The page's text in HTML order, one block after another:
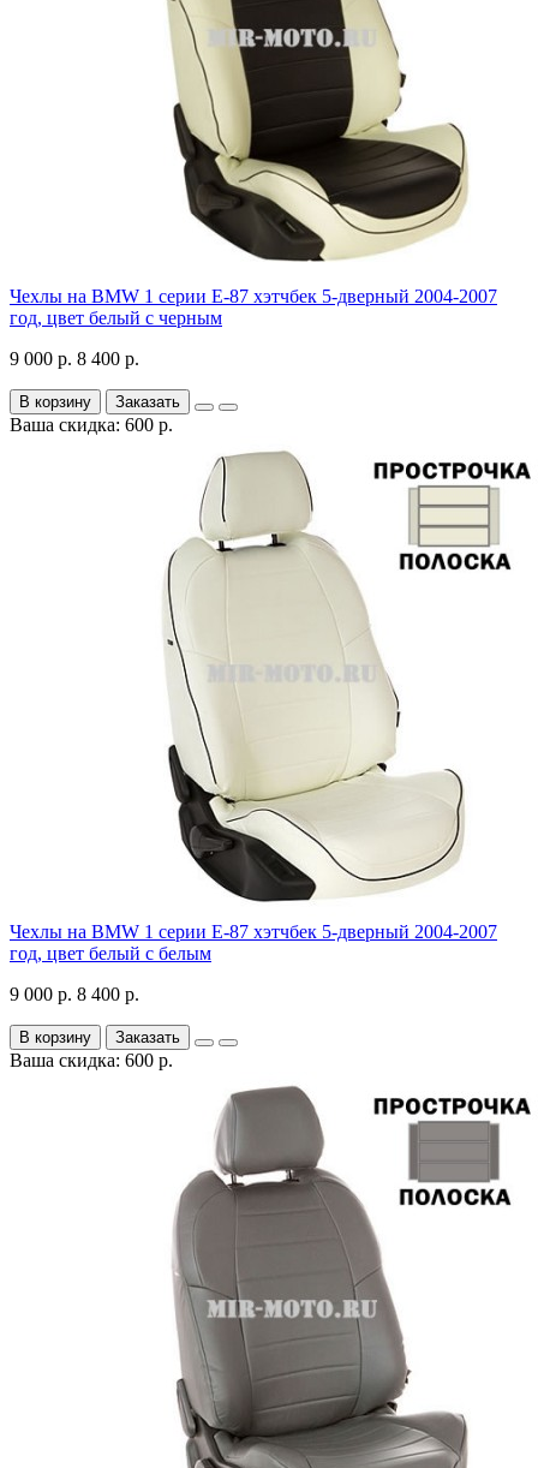
Чехлы на BMW 1 серии Е-87 хэтчбек 5-дверный 2004-2007
год, цвет белый с черным
9 000 р. 8 400 р.
В корзину Заказать
Ваша скидка: 600 р.
Чехлы на BMW 1 серии Е-87 хэтчбек 5-дверный 2004-2007
год, цвет белый с белым
9 000 р. 8 400 р.
В корзину Заказать
Ваша скидка: 600 р.